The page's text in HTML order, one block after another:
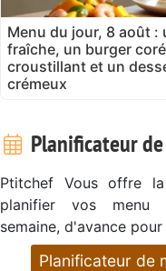
Menu du jour, 8 août :
fraîche, un burger
croustillant et un
crémeux
Planificateur
Ptitchef Vous offre
planifier vos
semaine, d'avance
Planificateur de